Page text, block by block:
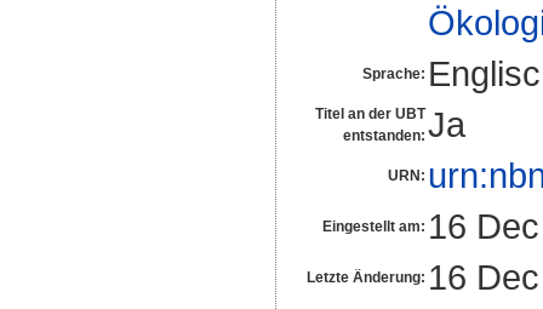
Sprache:
Titel an der UBT
entstanden: Ja
URN:
Eingestellt am: 16
Letzte Änderung: 16